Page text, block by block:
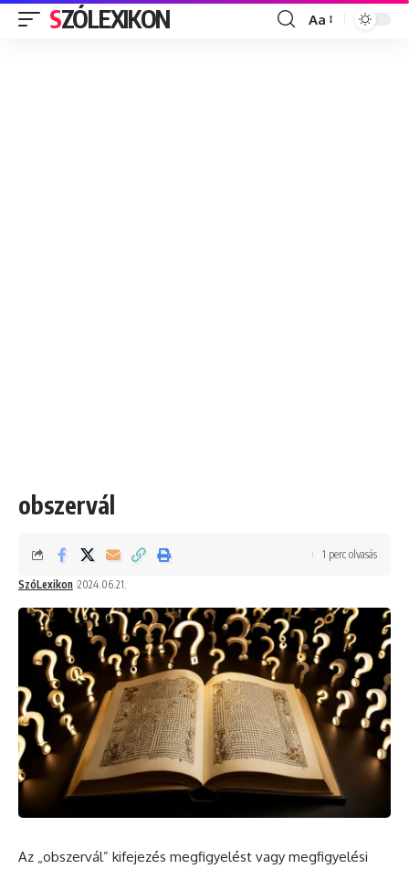
SZÓLEXIKON
Font
Aa
obszervál
SzóLexikon 2024.06.21.
1 perc olvasás
Az „obszervál” kifejezés megfigyelést vagy megfigyelési